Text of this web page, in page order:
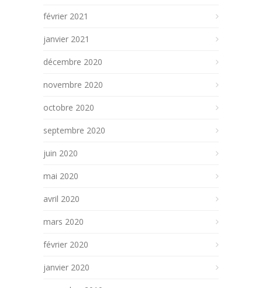
février 2021
janvier 2021
décembre 2020
novembre 2020
octobre 2020
septembre 2020
juin 2020
mai 2020
avril 2020
mars 2020
février 2020
janvier 2020